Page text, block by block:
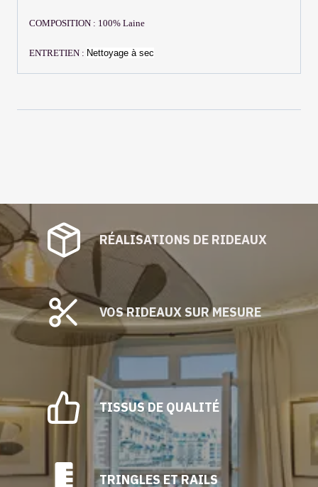
COMPOSITION : 100% Laine
ENTRETIEN : Nettoyage à sec
RÉALISATIONS DE RIDEAUX
VOS RIDEAUX SUR MESURE
TISSUS DE QUALITÉ
TRINGLES ET RAILS